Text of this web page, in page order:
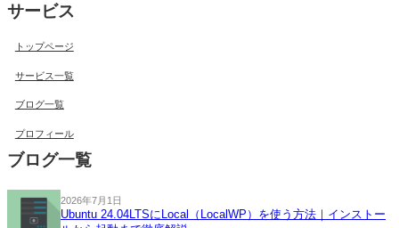
サービス
トップページ
サービス一覧
ブログ一覧
プロフィール
ブログ一覧
2026年7月1日
Ubuntu 24.04LTSにLocal（LocalWP）を使う方法｜インストー